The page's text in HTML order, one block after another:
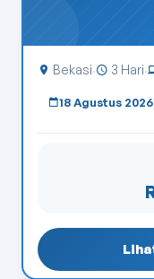
Bekasi· 3 Hari·
18 Agustus